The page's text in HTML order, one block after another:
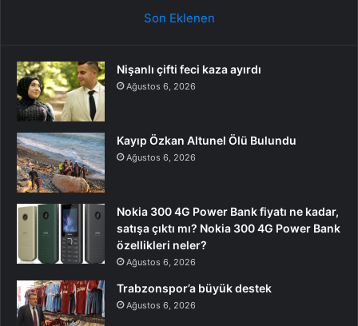
Son Eklenen
Nişanlı çifti feci kaza ayırdı
Ağustos 6, 2026
Kayıp Özkan Altunel Ölü Bulundu
Ağustos 6, 2026
Nokia 300 4G Power Bank fiyatı ne kadar,
satışa çıktı mı? Nokia 300 4G Power Bank
özellikleri neler?
Ağustos 6, 2026
Trabzonspor’a büyük destek
Ağustos 6, 2026